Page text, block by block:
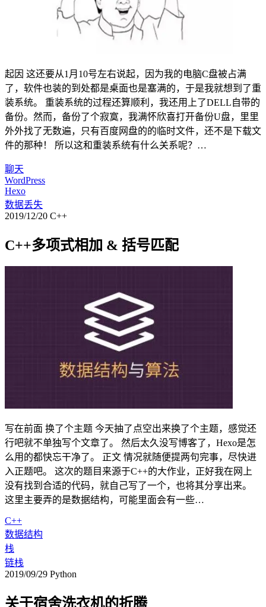
起因 这还要从1月10号左右说起，因为我的电脑C盘被占满
了，软件也装的到处都是桌面也是塞满的，于是我就想到了重
装系统。 重装系统的过程还算顺利，我还用上了DELL自带的
备份。然而，备份了个寂寞，我满怀欣喜打开备份U盘，里里
外外找了无数遍，只有百度网盘的的临时文件，还不是下载文
件的那种！ 所以这和重装系统有什么关系呢？…
聊天
WordPress
Hexo
数据丢失
2019/12/20 C++
C++多项式相加 & 括号匹配
写在前面 换了个主题 今天抽了点空出来换了个主题，感觉还
行吧就不单独写个文章了。 然后太久没写博客了，Hexo是怎
么用的都快忘干净了。 正文 情况就随便提两句完事，尽快进
入正题吧。 这次的题目来源于C++的大作业，正好我在网上
没有找到合适的代码，就自己写了一个，也将其分享出来。
这里主要弄的是数据结构，可能里面会有一些…
C++
数据结构
栈
链栈
2019/09/29 Python
关于宿舍洗衣机的折腾